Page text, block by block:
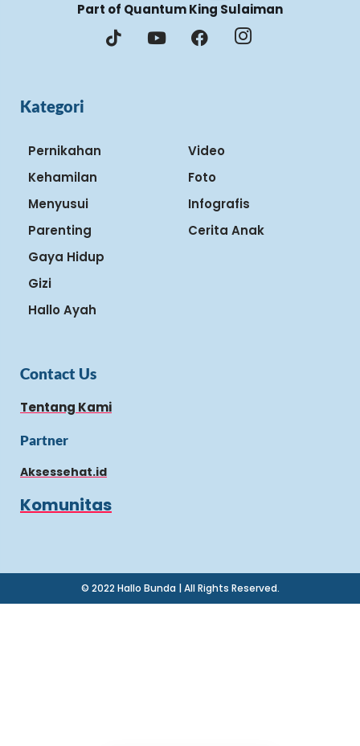
Part of Quantum King Sulaiman
Kategori
Pernikahan
Kehamilan
Menyusui
Parenting
Gaya Hidup
Gizi
Hallo Ayah
Video
Foto
Infografis
Cerita Anak
Contact Us
Tentang Kami
Partner
Aksessehat.id
Komunitas
© 2022 Hallo Bunda | All Rights Reserved.